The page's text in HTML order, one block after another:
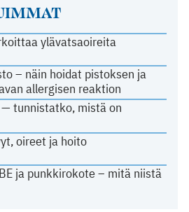
ylävatsaoireita
– näin hoidat pistoksen ja
allergisen reaktion
tunnistatko, mistä on
oireet ja hoito
ja punkkirokote – mitä niistä